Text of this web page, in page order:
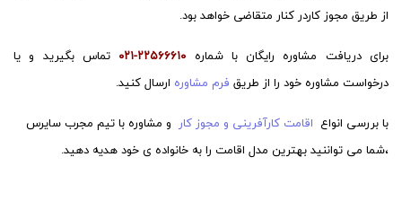
از طریق مجوز کاردر کنار متقاضی خواهد بود.
برای دریافت مشاوره رایگان با شماره ۲۲۵۶۶۶۱۰-۰۲۱
تماس بگیرید و یا
درخواست مشاوره خود را از طریق فرم مشاوره ارسال کنید.
با بررسی انواع اقامت کارآفرینی و مجوز کار و مشاوره با تیم مجرب سایرس
،شما می تواننید بهترین مدل اقامت را به خانواده ی خود هدیه دهید.